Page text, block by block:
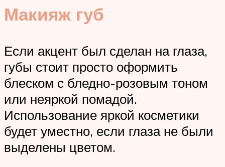
Макияж губ
Если акцент был сделан на глаза,
губы стоит просто оформить
блеском с бледно-розовым тоном
или неяркой помадой.
Использование яркой косметики
будет уместно, если глаза не были
выделены цветом.